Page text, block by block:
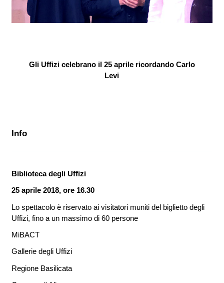
Gli Uffizi celebrano il 25 aprile ricordando Carlo
Levi
Info
Biblioteca degli Uffizi
25 aprile 2018, ore 16.30
Lo spettacolo è riservato ai visitatori muniti del biglietto degli
Uffizi, fino a un massimo di 60 persone
MiBACT
Gallerie degli Uffizi
Regione Basilicata